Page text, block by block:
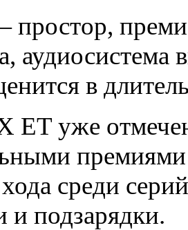
простор,
в
ET уже
среди
и подзарядки.